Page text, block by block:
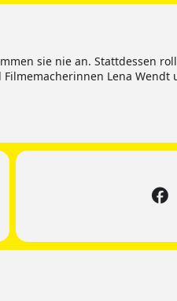
sie nie an. Stattdessen
Lena Wendt